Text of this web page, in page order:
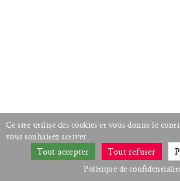
Ce site utilise des cookies et vous donne le
vous souhaitez activer
Tout accepter Tout refuser
Politique de